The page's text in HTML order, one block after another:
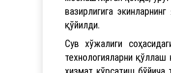
қўйилди.
Сув хўжалиги
технологияларни
хизмат кўрсатиш
оқсамоқда.